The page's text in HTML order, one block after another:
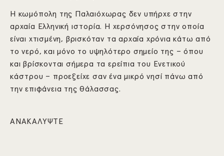
Η κωμόπολη της Παλαιόχωρας δεν υπήρχε στην
αρχαία Ελληνική ιστορία. Η χερσόνησος στην οποία
είναι χτισμένη, βρισκόταν τα αρχαία χρόνια κάτω από
το νερό, και μόνο το υψηλότερο σημείο της – όπου
και βρίσκονται σήμερα τα ερείπια του Ενετικού
κάστρου – προεξείχε σαν ένα μικρό νησί πάνω από
την επιφάνεια της θάλασσας.
ΑΝΑΚΑΛΥΨΤΕ